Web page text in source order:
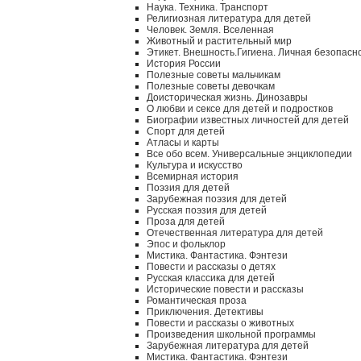
Наука. Техника. Транспорт
Религиозная литература для детей
Человек. Земля. Вселенная
Животный и растительный мир
Этикет. Внешность.Гигиена. Личная
История России
Полезные советы мальчикам
Полезные советы девочкам
Доисторическая жизнь. Динозавры
О любви и сексе для детей и подростков
Биографии известных личностей для детей
Спорт для детей
Атласы и карты
Все обо всем. Универсальные энциклопедии
Культура и искусство
Всемирная история
Поэзия для детей
Зарубежная поэзия для детей
Русская поэзия для детей
Проза для детей
Отечественная литература для детей
Эпос и фольклор
Мистика. Фантастика. Фэнтези
Повести и рассказы о детях
Русская классика для детей
Исторические повести и рассказы
Романтическая проза
Приключения. Детективы
Повести и рассказы о животных
Произведения школьной программы
Зарубежная литература для детей
Мистика. Фантастика. Фэнтези